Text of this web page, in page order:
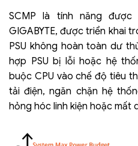
SCMP là tính năng
GIGABYTE, được triển khai
PSU không hoàn toàn dư
hợp PSU bị lỗi hoặc hệ
buộc CPU vào chế độ tiêu
tải điện, ngăn chặn hệ
hỏng hóc linh kiện hoặc mất